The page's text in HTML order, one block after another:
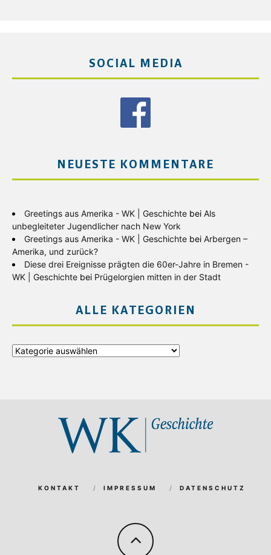
SOCIAL MEDIA
NEUESTE KOMMENTARE
Greetings aus Amerika - WK | Geschichte bei Als
unbegleiteter Jugendlicher nach New York
Greetings aus Amerika - WK | Geschichte bei Arbergen –
Amerika, und zurück?
Diese drei Ereignisse prägten die 60er-Jahre in Bremen -
WK | Geschichte bei Prügelorgien mitten in der Stadt
ALLE KATEGORIEN
Alle
KONTAKT IMPRESSUM DATENSCHUTZ